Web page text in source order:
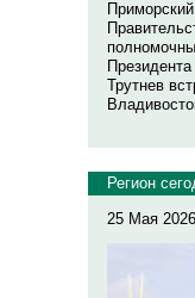
Трутнев
Регион
25 Мая